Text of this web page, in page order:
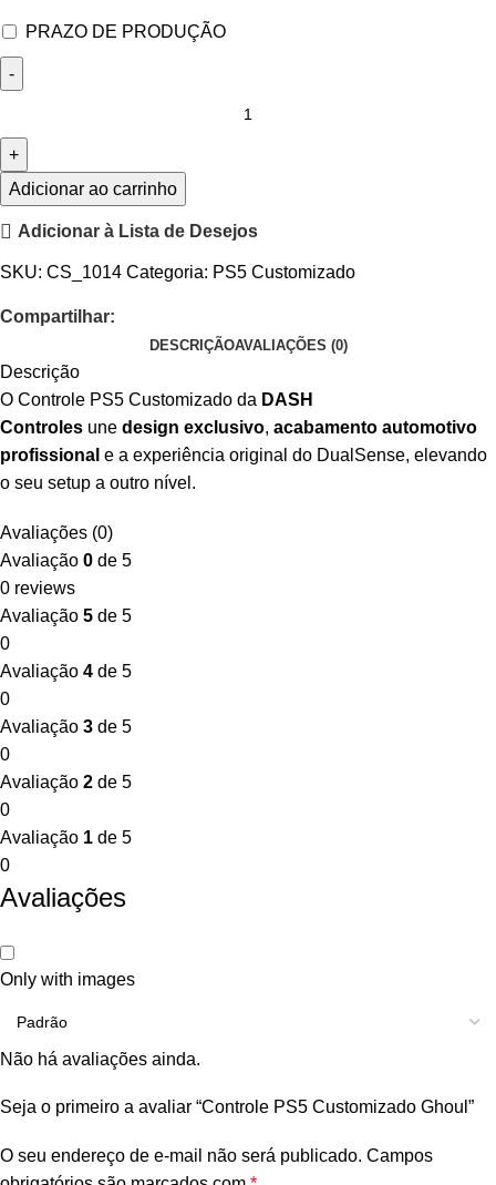
PRAZO DE PRODUÇÃO
Adicionar ao carrinho
Adicionar à Lista de Desejos
SKU: CS_1014 Categoria: PS5 Customizado
Compartilhar:
DESCRIÇÃOAVALIAÇÕES (0)
Descrição
O Controle PS5 Customizado da DASH
Controles une design exclusivo, acabamento automotivo
profissional e a experiência original do DualSense, elevando
o seu setup a outro nível.
Avaliações (0)
Avaliação 0 de 5
0 reviews
Avaliação 5 de 5
0
Avaliação 4 de 5
0
Avaliação 3 de 5
0
Avaliação 2 de 5
0
Avaliação 1 de 5
0
Avaliações
Only with images
Não há avaliações ainda.
Seja o primeiro a avaliar “Controle PS5 Customizado Ghoul”
O seu endereço de e-mail não será publicado. Campos